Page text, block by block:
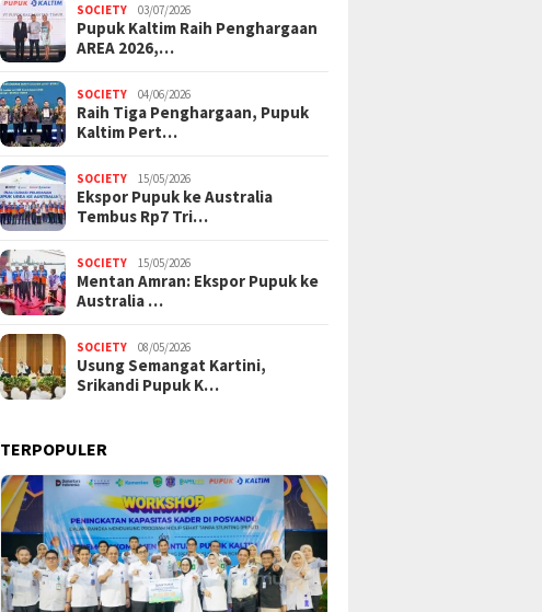
SOCIETY 03/07/2026
Pupuk Kaltim Raih Penghargaan
AREA 2026,…
SOCIETY 04/06/2026
Raih Tiga Penghargaan, Pupuk
Kaltim Pert…
SOCIETY 15/05/2026
Ekspor Pupuk ke Australia
Tembus Rp7 Tri…
SOCIETY 15/05/2026
Mentan Amran: Ekspor Pupuk ke
Australia …
SOCIETY 08/05/2026
Usung Semangat Kartini,
Srikandi Pupuk K…
TERPOPULER